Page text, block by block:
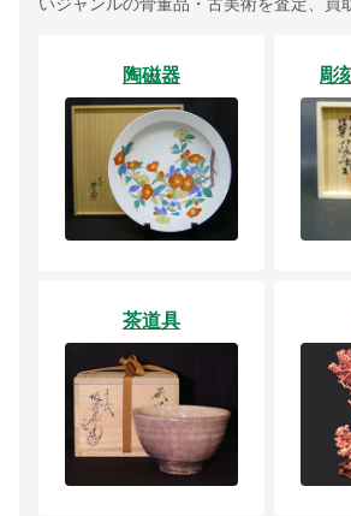
陶磁器 彫
茶道具